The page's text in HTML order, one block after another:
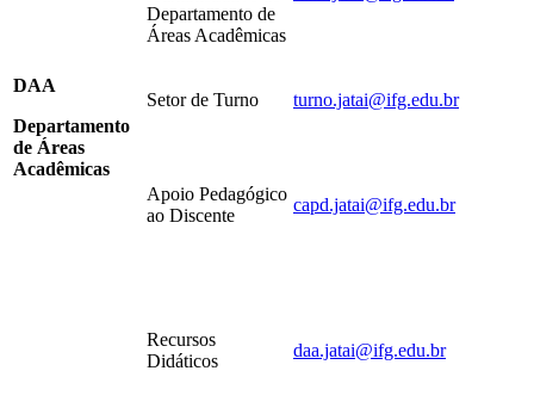
DAA
Departamento
de Áreas
Acadêmicas
Departamento de
Áreas Acadêmicas
Setor de Turno turno.jatai@ifg.edu.br
Apoio Pedagógico
ao Discente
capd.jatai@ifg.edu.br
Recursos
Didáticos
daa.jatai@ifg.edu.br